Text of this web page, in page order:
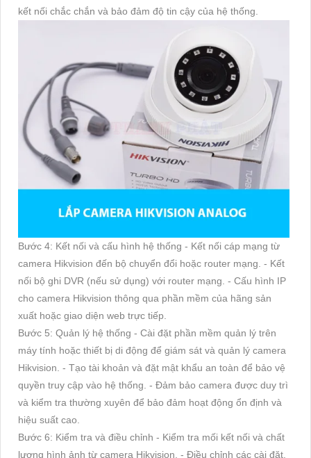
kết nối chắc chắn và bảo đảm độ tin cậy của hệ thống.
Bước 4: Kết nối và cấu hình hệ thống - Kết nối cáp mạng từ
camera Hikvision đến bộ chuyển đổi hoặc router mạng. - Kết
nối bộ ghi DVR (nếu sử dụng) với router mạng. - Cấu hình IP
cho camera Hikvision thông qua phần mềm của hãng sản
xuất hoặc giao diện web trực tiếp.
Bước 5: Quản lý hệ thống - Cài đặt phần mềm quản lý trên
máy tính hoặc thiết bị di động để giám sát và quản lý camera
Hikvision. - Tạo tài khoản và đặt mật khẩu an toàn để bảo vệ
quyền truy cập vào hệ thống. - Đảm bảo camera được duy trì
và kiểm tra thường xuyên để bảo đảm hoạt động ổn định và
hiệu suất cao.
Bước 6: Kiểm tra và điều chỉnh - Kiểm tra mối kết nối và chất
lượng hình ảnh từ camera Hikvision. - Điều chỉnh các cài đặt,